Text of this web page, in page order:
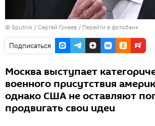
© Sputnik / Сергей Гунеев / Перейти в фотобанк
Подписаться
Москва выступает
военного присутствия
однако США не оставляют
продвигать свои идеи